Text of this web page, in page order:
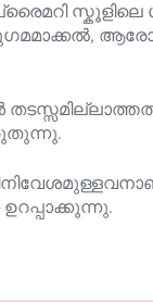
ആരോഗ്യം